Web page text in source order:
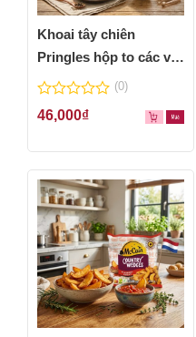
Khoai tây chiên
Pringles hộp to các vị
thơm ngon
0
out
5
(0)
46,000₫